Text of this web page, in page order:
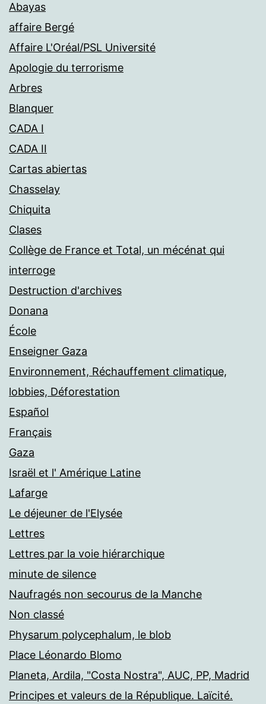
Abayas
affaire Bergé
Affaire L'Oréal/PSL Université
Apologie du terrorisme
Arbres
Blanquer
CADA I
CADA II
Cartas abiertas
Chasselay
Chiquita
Clases
Collège de France et Total, un mécénat qui
interroge
Destruction d'archives
Donana
École
Enseigner Gaza
Environnement, Réchauffement climatique,
lobbies, Déforestation
Español
Français
Gaza
Israël et l' Amérique Latine
Lafarge
Le déjeuner de l'Elysée
Lettres
Lettres par la voie hiérarchique
minute de silence
Naufragés non secourus de la Manche
Non classé
Physarum polycephalum, le blob
Place Léonardo Blomo
Planeta, Ardila, "Costa Nostra", AUC, PP, Madrid
Principes et valeurs de la République. Laïcité.